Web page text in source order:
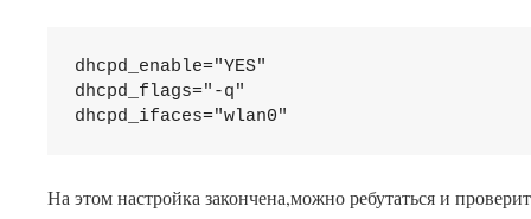
dhcpd_enable="YES"
dhcpd_flags="-q"
dhcpd_ifaces="wlan0"
На этом настройка закончена,можно ребутаться и